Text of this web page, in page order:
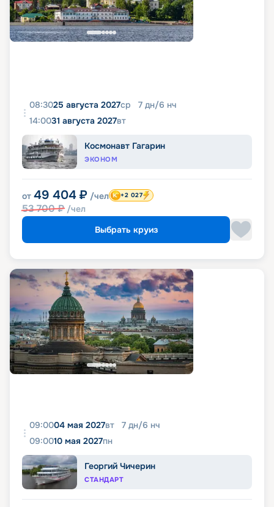
08:3025 августа 2027ср 7 дн/6 нч
14:0031 августа 2027вт
Космонавт Гагарин
ЭКОНОМ
от 49 404 ₽ /чел
53 700₽ /чел
+2 027
Выбрать круиз
09:0004 мая 2027вт 7 дн/6 нч
09:0010 мая 2027пн
Георгий Чичерин
СТАНДАРТ